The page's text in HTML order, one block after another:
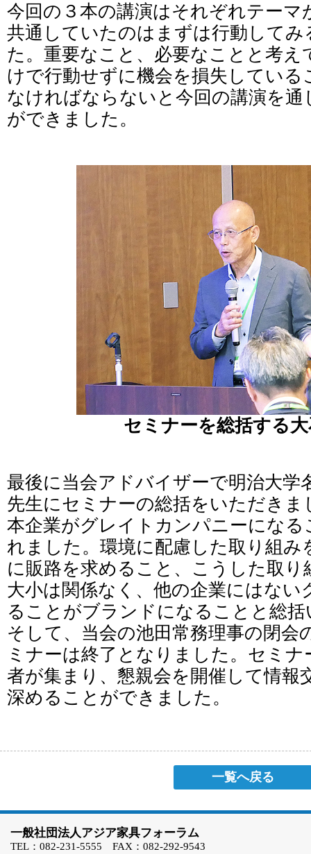
今回の３本の講演はそれぞれテーマ
共通していたのはまずは行動して
た。重要なこと、必要なことと考え
けで行動せずに機会を損失している
なければならないと今回の講演を
ができました。
セミナーを総括する
最後に当会アドバイザーで明治大学
先生にセミナーの総括をいただきま
本企業がグレイトカンパニーにな
れました。環境に配慮した取り組み
に販路を求めること、こうした取
大小は関係なく、他の企業にはない
ることがブランドになることと総
そして、当会の池田常務理事の閉会
ミナーは終了となりました。セミ
者が集まり、懇親会を開催して情報
深めることができました。
一覧へ戻る
一般社団法人アジア家具フォーラム
TEL：082-231-5555 FAX：082-292-9543